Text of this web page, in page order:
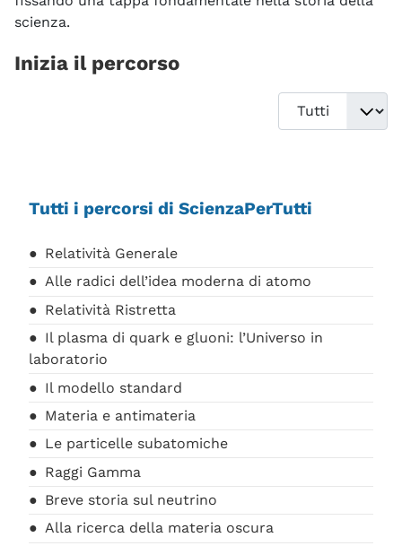
scienza.
Inizia il percorso
Visualizza #
Tutti i percorsi di ScienzaPerTutti
Relatività Generale
Alle radici dell’idea moderna di atomo
Relatività Ristretta
Il plasma di quark e gluoni: l’Universo in
laboratorio
Il modello standard
Materia e antimateria
Le particelle subatomiche
Raggi Gamma
Breve storia sul neutrino
Alla ricerca della materia oscura